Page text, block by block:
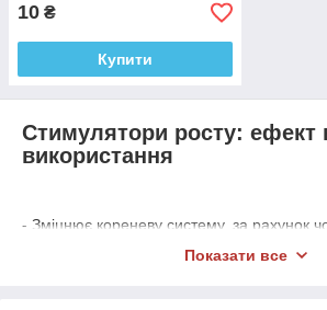
10 ₴
Купити
Стимулятори росту: ефект
використання
- Зміцнює кореневу систему, за рахунок
- Зміцнення рослини, підвищення
Показати все